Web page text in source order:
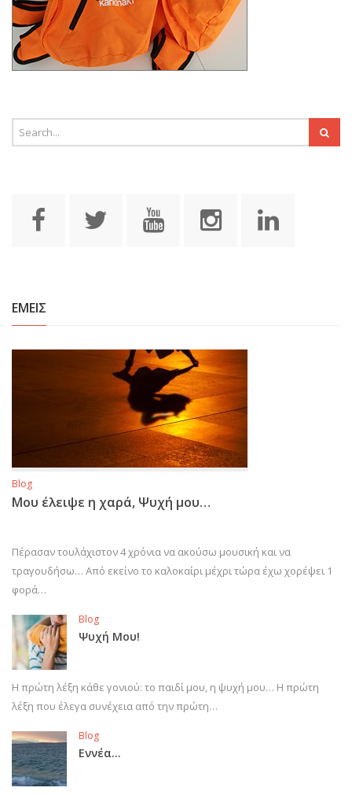
ΕΜΕΙΣ
Blog
Μου έλειψε η χαρά, Ψυχή μου…
Πέρασαν τουλάχιστον 4 χρόνια να ακούσω μουσική και να
τραγουδήσω… Από εκείνο το καλοκαίρι μέχρι τώρα έχω χορέψει 1
φορά…
Blog
Ψυχή Μου!
Η πρώτη λέξη κάθε γονιού: το παιδί μου, η ψυχή μου… Η πρώτη
λέξη που έλεγα συνέχεια από την πρώτη…
Blog
Εννέα…